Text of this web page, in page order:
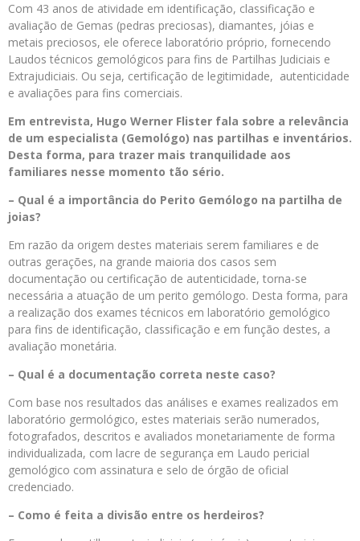
Com 43 anos de atividade em identificação, classificação e
avaliação de Gemas (pedras preciosas), diamantes, jóias e
metais preciosos, ele oferece laboratório próprio, fornecendo
Laudos técnicos gemológicos para fins de Partilhas Judiciais e
Extrajudiciais. Ou seja, certificação de legitimidade, autenticidade
e avaliações para fins comerciais.
Em entrevista, Hugo Werner Flister fala sobre a relevância
de um especialista (Gemológo) nas partilhas e inventários.
Desta forma, para trazer mais tranquilidade aos
familiares nesse momento tão sério.
– Qual é a importância do Perito Gemólogo na partilha de
joias?
Em razão da origem destes materiais serem familiares e de
outras gerações, na grande maioria dos casos sem
documentação ou certificação de autenticidade, torna-se
necessária a atuação de um perito gemólogo. Desta forma, para
a realização dos exames técnicos em laboratório gemológico
para fins de identificação, classificação e em função destes, a
avaliação monetária.
– Qual é a documentação correta neste caso?
Com base nos resultados das análises e exames realizados em
laboratório germológico, estes materiais serão numerados,
fotografados, descritos e avaliados monetariamente de forma
individualizada, com lacre de segurança em Laudo pericial
gemológico com assinatura e selo de órgão de oficial
credenciado.
– Como é feita a divisão entre os herdeiros?